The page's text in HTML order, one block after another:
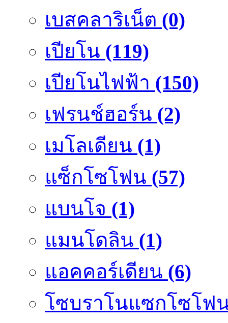
เบสคลาริเน็ต (0)
เปียโน (119)
เปียโนไฟฟ้า (150)
เฟรนช์ฮอร์น (2)
เมโลเดียน (1)
แซ็กโซโฟน (57)
แบนโจ (1)
แมนโดลิน (1)
แอคคอร์เดียน (6)
โซบราโนแซกโซโฟ